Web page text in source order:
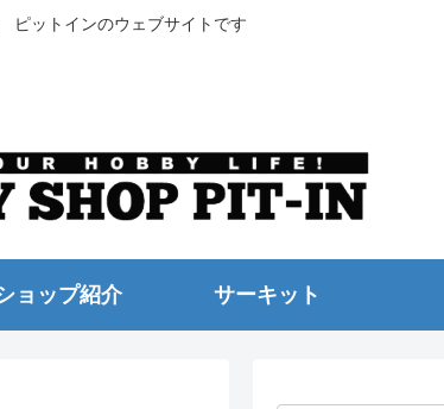
ピットインのウェブサイトです
ョップ紹介 サーキット